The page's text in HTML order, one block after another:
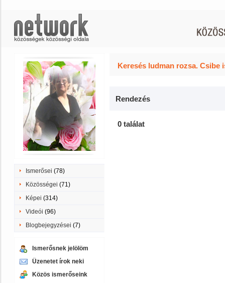
Ismerősei (78)
Közösségei (71)
Képei (314)
Videói (96)
Blogbejegyzései (7)
Ismerősnek jelölöm
Üzenetet írok neki
Közös ismerőseink
Keresés ludman rozsa. Csibe
Rendezés
0 találat